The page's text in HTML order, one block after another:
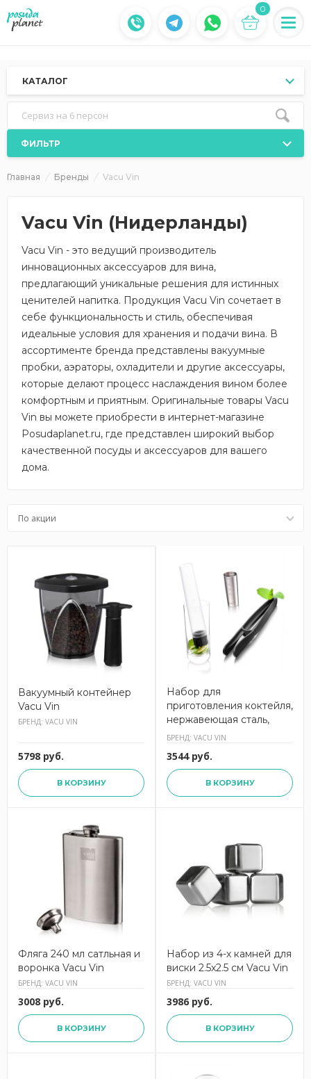
0
КАТАЛОГ
Сервиз на 6 персон
ФИЛЬТР
Главная Бренды Vacu Vin
Vacu Vin (Нидерланды)
Vacu Vin - это ведущий производитель
инновационных аксессуаров для вина,
предлагающий уникальные решения для истинных
ценителей напитка. Продукция Vacu Vin сочетает в
себе функциональность и стиль, обеспечивая
идеальные условия для хранения и подачи вина. В
ассортименте бренда представлены вакуумные
пробки, аэраторы, охладители и другие аксессуары,
которые делают процесс наслаждения вином более
комфортным и приятным. Оригинальные товары Vacu
Vin вы можете приобрести в интернет-магазине
Posudaplanet.ru, где представлен широкий выбор
качественной посуды и аксессуаров для вашего
дома.
По акции
Вакуумный контейнер
Vacu Vin
БРЕНД: VACU VIN
5798 руб.
В КОРЗИНУ
Набор для
приготовления коктейля,
нержавеющая сталь,
пластик, 7850360, VACU
БРЕНД: VACU VIN
3544 руб.
В КОРЗИНУ
Фляга 240 мл сатльная и
воронка Vacu Vin
БРЕНД: VACU VIN
3008 руб.
В КОРЗИНУ
Набор из 4-х камней для
виски 2.5x2.5 см Vacu Vin
БРЕНД: VACU VIN
3986 руб.
В КОРЗИНУ